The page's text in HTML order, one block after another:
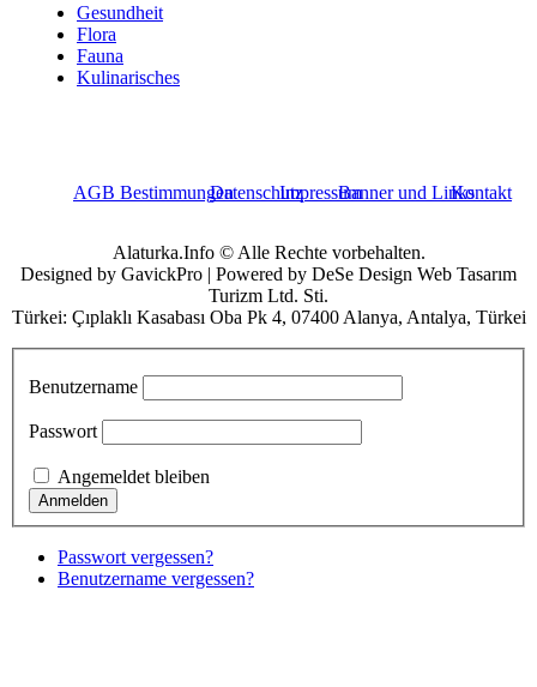
Gesundheit
Flora
Fauna
Kulinarisches
AGB BestimmungenDatenschutzImpressumBanner und LinksKontakt
Alaturka.Info © Alle Rechte vorbehalten.
Designed by GavickPro | Powered by DeSe Design Web Tasarım
Turizm Ltd. Sti.
Türkei: Çıplaklı Kasabası Oba Pk 4, 07400 Alanya, Antalya, Türkei
Benutzername
Passwort
Angemeldet bleiben
Passwort vergessen?
Benutzername vergessen?